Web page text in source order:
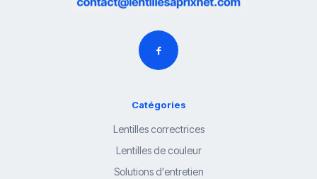
Catégories
Lentilles correctrices
Lentilles de couleur
Solutions d'entretien